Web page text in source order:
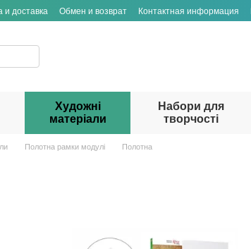
и доставка Обмен и возврат Контактная информация
Художні
матеріали
Набори для
творчості
Полотна рамки модулі Полотна